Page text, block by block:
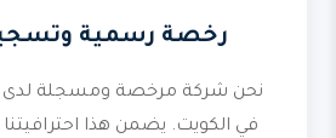
رخصة رسمية
نحن شركة مرخصة ومسجلة لدى
في الكويت. يضمن هذا احترافيتنا